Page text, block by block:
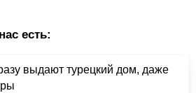
есть:
выдают турецкий дом, даже